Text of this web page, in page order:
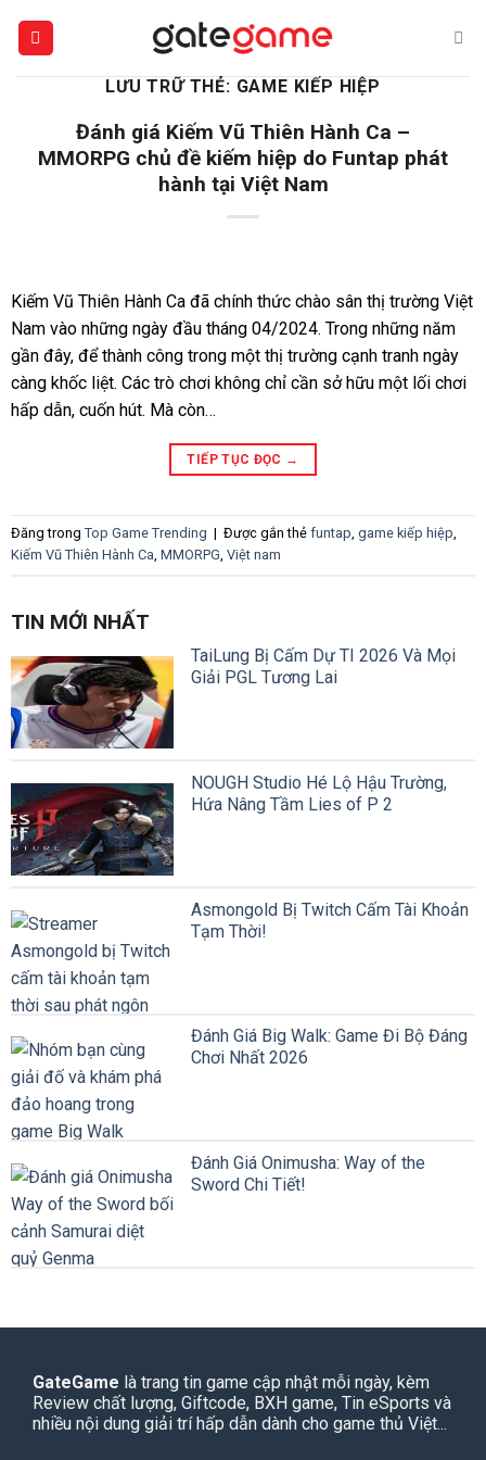
LƯU TRỮ THẺ: GAME KIẾP HIỆP
Đánh giá Kiếm Vũ Thiên Hành Ca –
MMORPG chủ đề kiếm hiệp do Funtap phát
hành tại Việt Nam
Kiếm Vũ Thiên Hành Ca đã chính thức chào sân thị trường Việt
Nam vào những ngày đầu tháng 04/2024. Trong những năm
gần đây, để thành công trong một thị trường cạnh tranh ngày
càng khốc liệt. Các trò chơi không chỉ cần sở hữu một lối chơi
hấp dẫn, cuốn hút. Mà còn…
TIẾP TỤC ĐỌC →
Đăng trong Top Game Trending | Được gắn thẻ funtap, game kiếp hiệp,
Kiếm Vũ Thiên Hành Ca, MMORPG, Việt nam
TIN MỚI NHẤT
TaiLung Bị Cấm Dự TI 2026 Và Mọi
Giải PGL Tương Lai
NOUGH Studio Hé Lộ Hậu Trường,
Hứa Nâng Tầm Lies of P 2
Asmongold Bị Twitch Cấm Tài Khoản
Tạm Thời!
Đánh Giá Big Walk: Game Đi Bộ Đáng
Chơi Nhất 2026
Đánh Giá Onimusha: Way of the
Sword Chi Tiết!
GateGame là trang tin game cập nhật mỗi ngày, kèm
Review chất lượng, Giftcode, BXH game, Tin eSports và
nhiều nội dung giải trí hấp dẫn dành cho game thủ Việt...